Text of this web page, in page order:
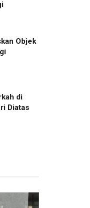
Objek
di
Diatas